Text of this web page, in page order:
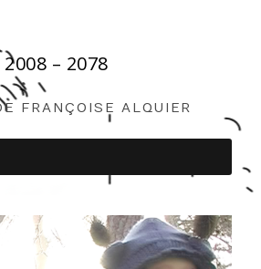
2008 – 2078
FRANÇOISE ALQUIER